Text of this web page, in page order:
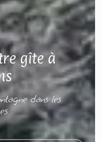
gîte à
dans les